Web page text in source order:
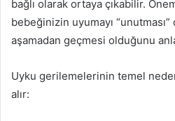
bağlı olarak ortaya çıkabilir.
bebeğinizin uyumayı
aşamadan geçmesi olduğunu
Uyku gerilemelerinin temel
alır: